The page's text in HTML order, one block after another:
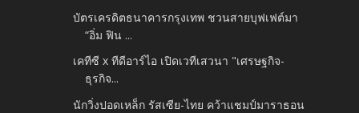
บัตรเครดิตธนาคารกรุงเทพ ชวนสายบุฟเฟต์มา
“อิ่ม ฟิน ...
เคทีซี x ทีดีอาร์ไอ เปิดเวทีเสวนา "เศรษฐกิจ-
ธุรกิจ...
นักวิ่งปอดเหล็ก รัสเซีย-ไทย คว้าแชมป์มาราธอน